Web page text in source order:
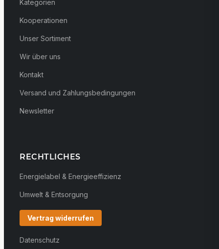
Kategorien
Kooperationen
Unser Sortiment
Wir über uns
Kontakt
Versand und Zahlungsbedingungen
Newsletter
RECHTLICHES
Energielabel & Energieeffizienz
Umwelt & Entsorgung
Vertrag widerrufen
Datenschutz